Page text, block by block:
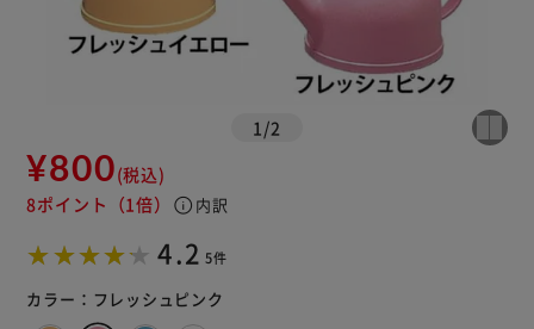
1 /2
¥800(税込)
8ポイント （1倍） info 内訳
4.2 5件
カラー： フレッシュピンク